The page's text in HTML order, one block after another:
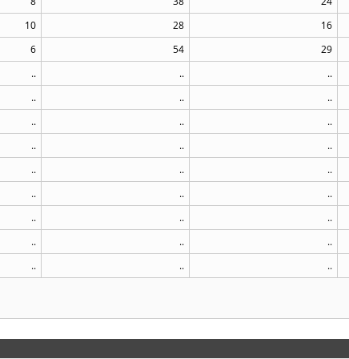
10 28
16
6 54
29
.. ..
..
.. ..
..
.. ..
..
.. ..
..
.. ..
..
.. ..
..
.. ..
..
.. ..
..
.. ..
..